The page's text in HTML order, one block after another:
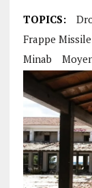
TOPICS:
Frappe Missile
Minab